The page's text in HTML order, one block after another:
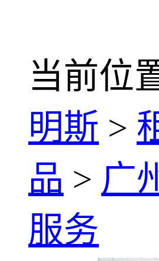
当前位
明斯 >
品 > 广
服务